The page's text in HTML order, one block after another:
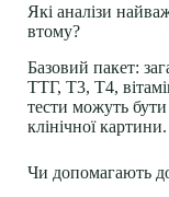
Які аналізи
втому?
Базовий пакет:
ТТГ, Т3, Т4,
тести можуть
клінічної картини.
Чи допомагають